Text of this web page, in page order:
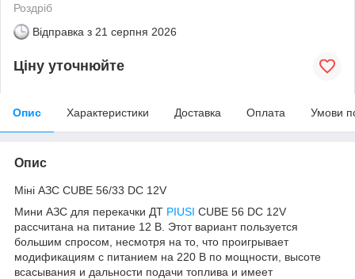
Роздріб
Відправка з 21 серпня 2026
Ціну уточнюйте
Опис Характеристики Доставка Оплата Умови
Опис
Міні АЗС CUBE 56/33 DC 12V
Мини АЗС для перекачки ДТ PIUSI CUBE 56 DC 12V
рассчитана на питание 12 В. Этот вариант пользуется
большим спросом, несмотря на то, что проигрывает
модификациям с питанием на 220 В по мощности, высоте
всасывания и дальности подачи топлива и имеет